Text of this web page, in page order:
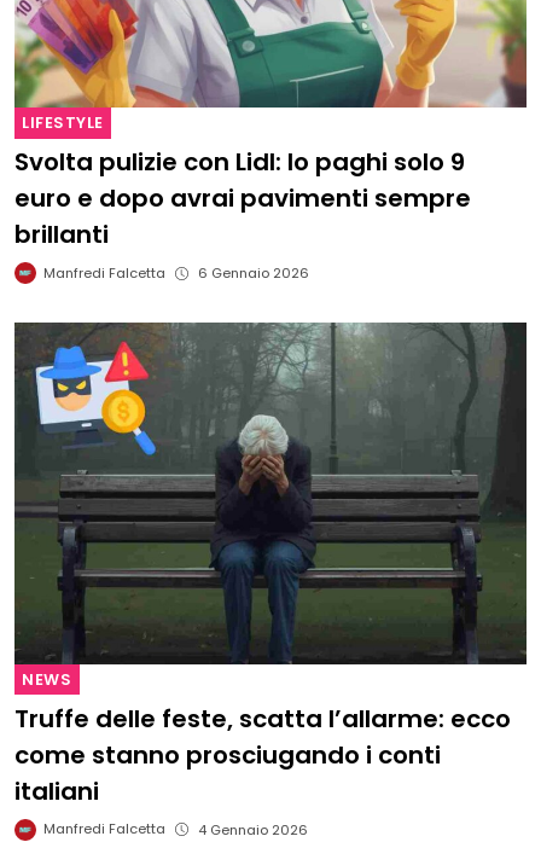
LIFESTYLE
Svolta pulizie con Lidl: lo paghi solo 9
euro e dopo avrai pavimenti sempre
brillanti
Manfredi Falcetta 6 Gennaio 2026
NEWS
Truffe delle feste, scatta l’allarme: ecco
come stanno prosciugando i conti
italiani
Manfredi Falcetta 4 Gennaio 2026